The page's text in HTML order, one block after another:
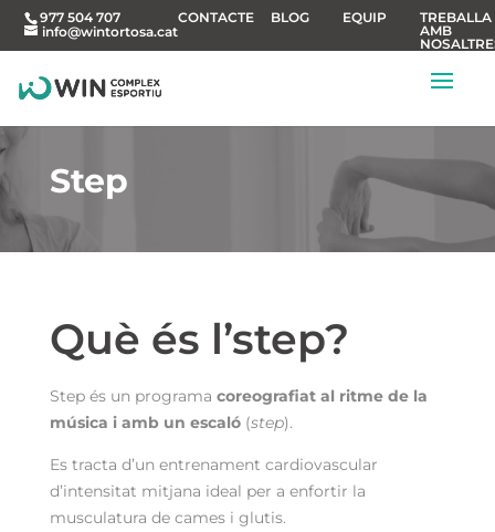
977 504 707
info@wintortosa.cat
CONTACTE BLOG EQUIP
TREBALLA
AMB
Step
Què és l’step?
Step és un programa coreografiat al ritme de la
música i amb un escaló(step).
Es tracta d’un entrenament cardiovascular
d’intensitat mitjana ideal per a enfortir la
musculatura de cames i glutis.